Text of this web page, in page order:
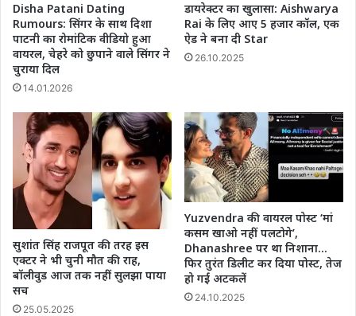
Disha Patani Dating
Rumours: सिंगर के साथ दिशा
पाटनी का रोमांटिक वीडियो हुआ
वायरल, चेहरे को छुपाने वाले सिंगर ने
चुराया दिल
14.01.2026
डायरेक्टर का खुलासा: Aishwarya
Rai के लिए आए 5 हजार कॉल, एक
ऐड ने बना दी Star
26.10.2025
सुशांत सिंह राजपूत की तरह इस
एक्टर ने भी चुनी मौत की राह,
बॉलीवुड आज तक नहीं सुलझा पाया
सच
25.05.2025
Yuzvendra की वायरल पोस्ट ‘मां
कसम खाओ नहीं पलटोगे’,
Dhanashree पर था निशाना…
फिर तुरंत डिलीट कर दिया पोस्ट, तेज
हो गईं अटकलें
24.10.2025